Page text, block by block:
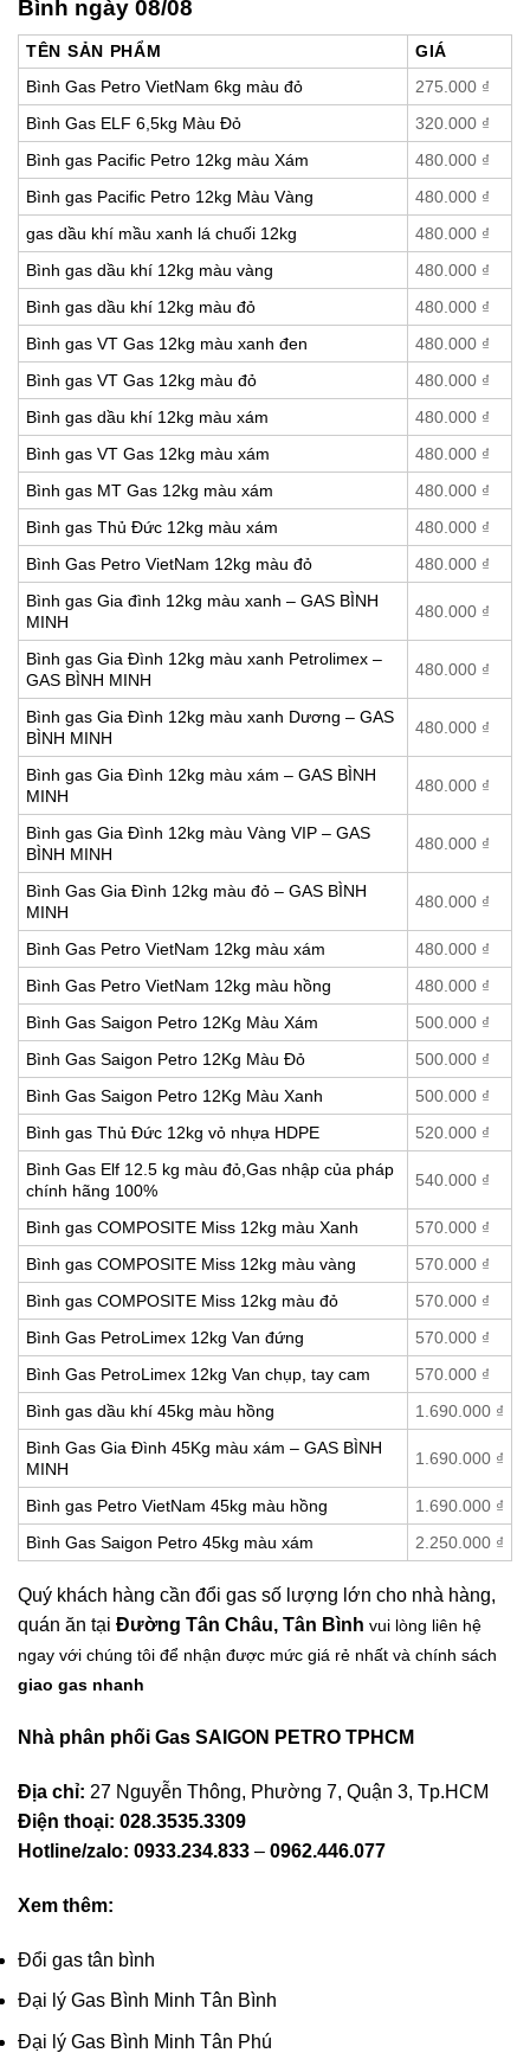
Bình ngày 08/08
TÊN SẢN PHẨM
GIÁ
Bình Gas Petro VietNam 6kg màu đỏ
275.000 ₫
Bình Gas ELF 6,5kg Màu Đỏ
320.000 ₫
Bình gas Pacific Petro 12kg màu Xám
480.000 ₫
Bình gas Pacific Petro 12kg Màu Vàng
480.000 ₫
gas dầu khí mầu xanh lá chuối 12kg
480.000 ₫
Bình gas dầu khí 12kg màu vàng
480.000 ₫
Bình gas dầu khí 12kg màu đỏ
480.000 ₫
Bình gas VT Gas 12kg màu xanh đen
480.000 ₫
Bình gas VT Gas 12kg màu đỏ
480.000 ₫
Bình gas dầu khí 12kg màu xám
480.000 ₫
Bình gas VT Gas 12kg màu xám
480.000 ₫
Bình gas MT Gas 12kg màu xám
480.000 ₫
Bình gas Thủ Đức 12kg màu xám
480.000 ₫
Bình Gas Petro VietNam 12kg màu đỏ
480.000 ₫
Bình gas Gia đình 12kg màu xanh – GAS BÌNH
MINH
480.000 ₫
Bình gas Gia Đình 12kg màu xanh Petrolimex –
GAS BÌNH MINH
480.000 ₫
Bình gas Gia Đình 12kg màu xanh Dương – GAS
BÌNH MINH
480.000 ₫
Bình gas Gia Đình 12kg màu xám – GAS BÌNH
MINH
480.000 ₫
Bình gas Gia Đình 12kg màu Vàng VIP – GAS
BÌNH MINH
480.000 ₫
Bình Gas Gia Đình 12kg màu đỏ – GAS BÌNH
MINH
480.000 ₫
Bình Gas Petro VietNam 12kg màu xám 480.000 ₫
Bình Gas Petro VietNam 12kg màu hồng
480.000 ₫
Bình Gas Saigon Petro 12Kg Màu Xám
500.000 ₫
Bình Gas Saigon Petro 12Kg Màu Đỏ
500.000 ₫
Bình Gas Saigon Petro 12Kg Màu Xanh
500.000 ₫
Bình gas Thủ Đức 12kg vỏ nhựa HDPE
520.000 ₫
Bình Gas Elf 12.5 kg màu đỏ,Gas nhập của pháp
chính hãng 100%
540.000 ₫
Bình gas COMPOSITE Miss 12kg màu Xanh 570.000 ₫
Bình gas COMPOSITE Miss 12kg màu vàng
570.000 ₫
Bình gas COMPOSITE Miss 12kg màu đỏ
570.000 ₫
Bình Gas PetroLimex 12kg Van đứng
570.000 ₫
Bình Gas PetroLimex 12kg Van chụp, tay cam
570.000 ₫
Bình gas dầu khí 45kg màu hồng
1.690.000 ₫
Bình Gas Gia Đình 45Kg màu xám – GAS BÌNH
MINH
1.690.000 ₫
Bình gas Petro VietNam 45kg màu hồng 1.690.000 ₫
Bình Gas Saigon Petro 45kg màu xám
2.250.000 ₫
Quý khách hàng cần đổi gas số lượng lớn cho nhà hàng,
quán ăn tại Đường Tân Châu, Tân Bình vui lòng liên hệ
ngay với chúng tôi để nhận được mức giá rẻ nhất và chính sách
giao gas nhanh
Nhà phân phối Gas SAIGON PETRO TPHCM
Địa chỉ: 27 Nguyễn Thông, Phường 7, Quận 3, Tp.HCM
Điện thoại: 028.3535.3309
Hotline/zalo: 0933.234.833 – 0962.446.077
Xem thêm:
Đổi gas tân bình
Đại lý Gas Bình Minh Tân Bình
Đại lý Gas Bình Minh Tân Phú